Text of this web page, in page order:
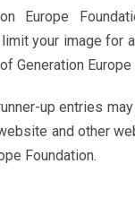
Europe
your image for
Generation Europe
up entries
and other
Foundation.